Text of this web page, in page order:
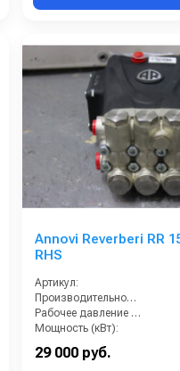
Annovi Reverberi RR
RHS
Артикул:
Производительность (л/ч):
Рабочее давление (бар):
Мощность (кВт):
29 000 руб.